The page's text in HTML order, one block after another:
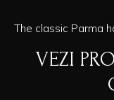
The classic Parma
VEZI